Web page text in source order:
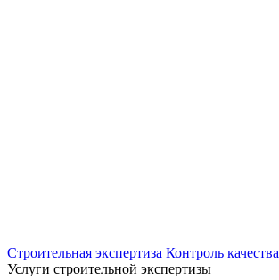
Строительная экспертиза Контроль качества
Услуги строительной экспертизы